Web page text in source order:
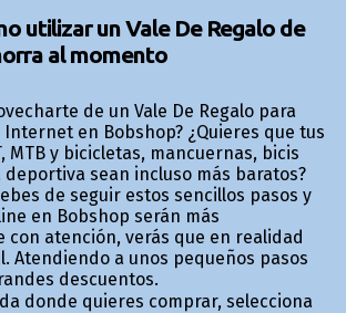
utilizar un Vale De Regalo de
al momento
de un Vale De Regalo para
en Bobshop? ¿Quieres que tus
MTB y bicicletas, mancuernas, bicis
sean incluso más baratos?
de seguir estos sencillos pasos y
en Bobshop serán más
con atención, verás que en realidad
Atendiendo a unos pequeños pasos
descuentos.
donde quieres comprar, selecciona